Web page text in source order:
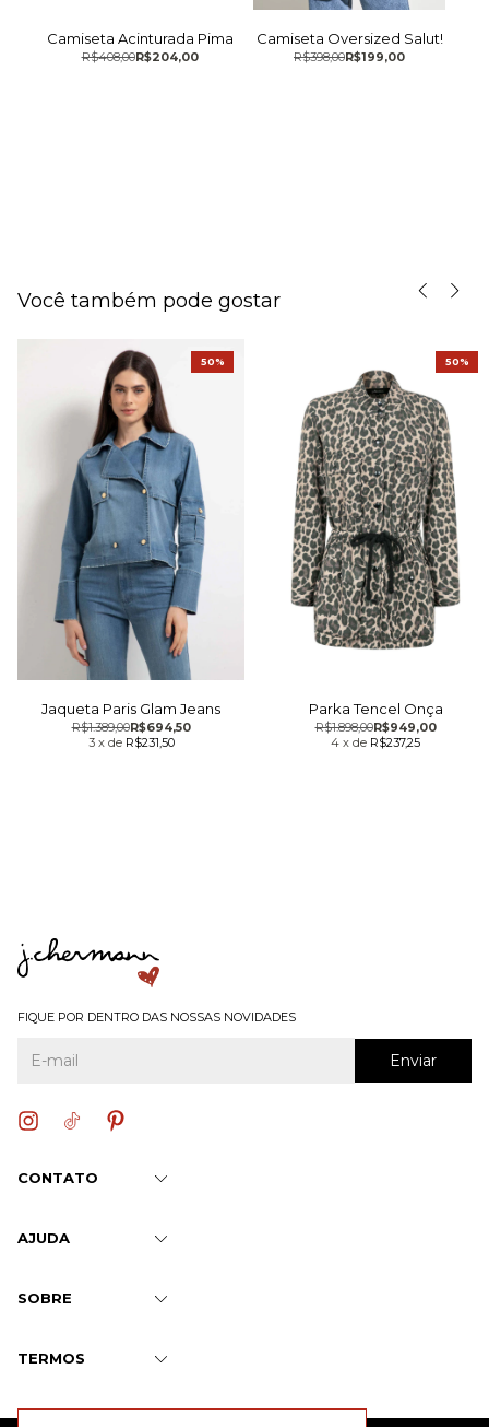
Camiseta Acinturada Pima
R$204,00
R$408,00
Camiseta Oversized Salut!
R$199,00
R$398,00
Você também pode gostar
Jaqueta Paris Glam Jeans
R$694,50
R$1.389,00
3 x de R$231,50
50%
Parka Tencel Onça
R$949,00
R$1.898,00
4 x de R$237,25
50%
FIQUE POR DENTRO DAS NOSSAS NOVIDADES
CONTATO
AJUDA
SOBRE
TERMOS